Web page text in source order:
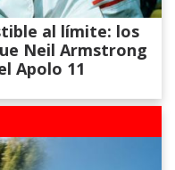
al límite: los
Neil Armstrong
Apolo 11